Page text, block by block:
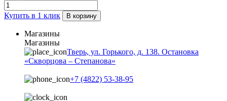
Купить в 1 клик В корзину
Магазины
Магазины
Тверь, ул. Горького, д. 138. Остановка
«Скворцова – Степанова»
+7 (4822) 53-38-95